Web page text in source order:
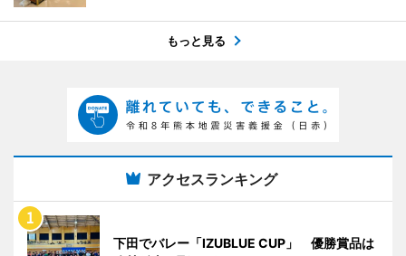
もっと見る
アクセスランキング
下田でバレー「IZUBLUE CUP」 優勝賞品は